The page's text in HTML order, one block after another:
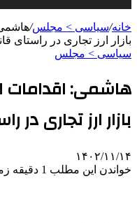
خانه/سیاسی > مجلس/
بازار ارز تجاری در راستای
سیاسی > مجلس
هاشمی: اقدامات
بازار ارز تجاری
۱۴۰۲/۱۱/۱۴
خواندن این مطلب 1 دقیقه زمان میبرد